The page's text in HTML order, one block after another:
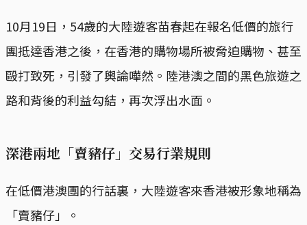
10月19日，54歲的大陸遊客苗春起在報名低價的旅行
團抵達香港之後，在香港的購物場所被脅迫購物、甚至
毆打致死，引發了輿論嘩然。陸港澳之間的黑色旅遊之
路和背後的利益勾結，再次浮出水面。
深港兩地「賣豬仔」交易行業規則
在低價港澳團的行話裏，大陸遊客來香港被形象地稱為
「賣豬仔」。